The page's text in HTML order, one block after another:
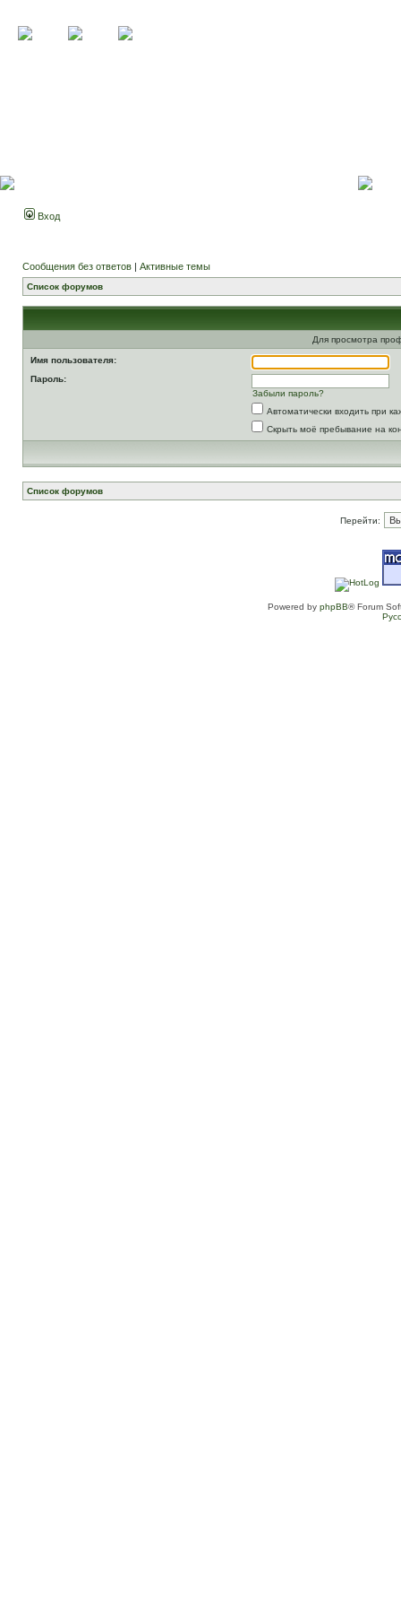
Вход
Сообщения без ответов | Активные темы
Список форумов
Для просмотра
Имя пользователя:
Пароль:
Забыли пароль?
Автоматически входить при
Скрыть моё пребывание на
Список форумов
Перейти:
Powered by phpBB® Forum